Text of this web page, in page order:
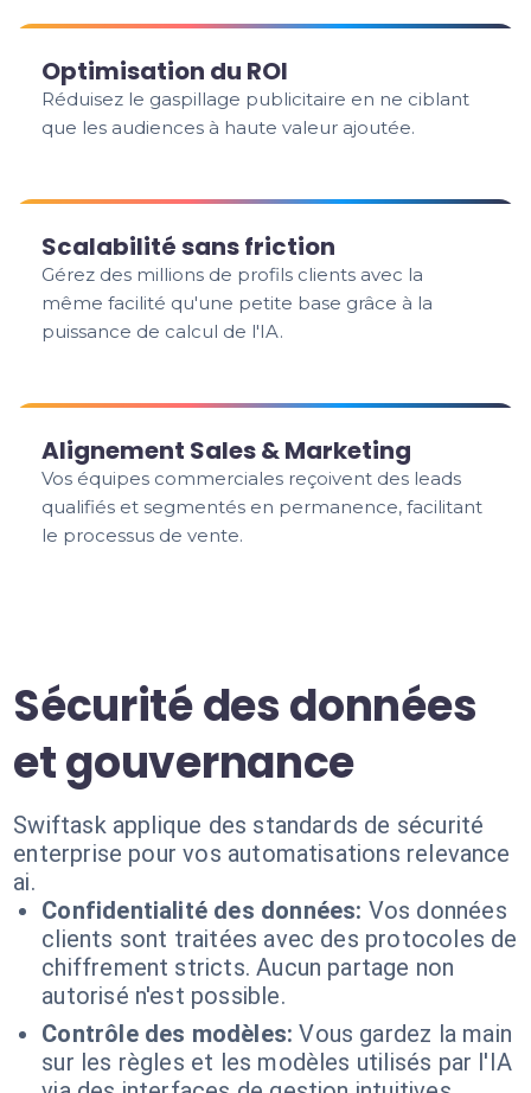
Optimisation du ROI
Réduisez le gaspillage publicitaire en ne ciblant
que les audiences à haute valeur ajoutée.
Scalabilité sans friction
Gérez des millions de profils clients avec la
même facilité qu'une petite base grâce à la
puissance de calcul de l'IA.
Alignement Sales & Marketing
Vos équipes commerciales reçoivent des leads
qualifiés et segmentés en permanence, facilitant
le processus de vente.
Sécurité des données
et gouvernance
Swiftask applique des standards de sécurité
enterprise pour vos automatisations relevance
ai.
Confidentialité des données: Vos données
clients sont traitées avec des protocoles de
chiffrement stricts. Aucun partage non
autorisé n'est possible.
Contrôle des modèles: Vous gardez la main
sur les règles et les modèles utilisés par l'IA